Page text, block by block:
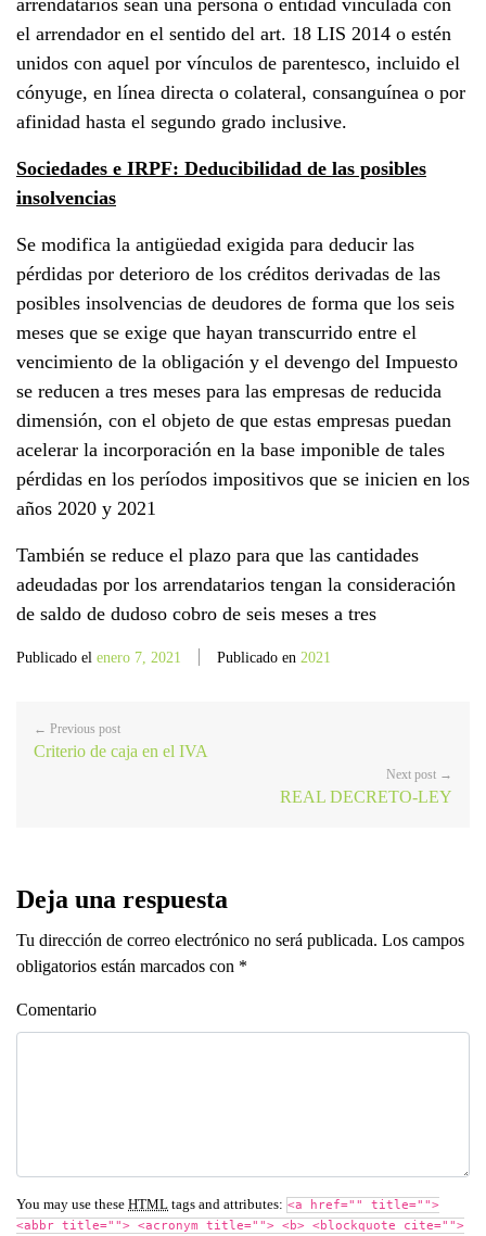
arrendatarios sean una persona o entidad vinculada con
el arrendador en el sentido del art. 18 LIS 2014 o estén
unidos con aquel por vínculos de parentesco, incluido el
cónyuge, en línea directa o colateral, consanguínea o por
afinidad hasta el segundo grado inclusive.
Sociedades e IRPF: Deducibilidad de las posibles
insolvencias
Se modifica la antigüedad exigida para deducir las
pérdidas por deterioro de los créditos derivadas de las
posibles insolvencias de deudores de forma que los seis
meses que se exige que hayan transcurrido entre el
vencimiento de la obligación y el devengo del Impuesto
se reducen a tres meses para las empresas de reducida
dimensión, con el objeto de que estas empresas puedan
acelerar la incorporación en la base imponible de tales
pérdidas en los períodos impositivos que se inicien en los
años 2020 y 2021
También se reduce el plazo para que las cantidades
adeudadas por los arrendatarios tengan la consideración
de saldo de dudoso cobro de seis meses a tres
Publicado el enero 7, 2021 Publicado en 2021
← Previous post
Criterio de caja en el IVA
Next post →
REAL DECRETO-LEY
Deja una respuesta
Tu dirección de correo electrónico no será publicada. Los campos
obligatorios están marcados con *
Comentario
You may use these HTML tags and attributes: <a href="" title="">
<abbr title=""> <acronym title=""> <b> <blockquote cite="">